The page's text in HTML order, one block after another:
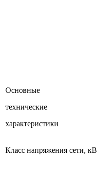
Основные
технические
характеристики
Класс напряжения сети, кВ